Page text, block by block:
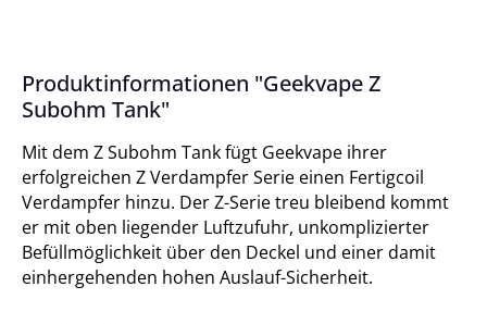
Produktinformationen "Geekvape Z
Subohm Tank"
Mit dem Z Subohm Tank fügt Geekvape ihrer
erfolgreichen Z Verdampfer Serie einen Fertigcoil
Verdampfer hinzu. Der Z-Serie treu bleibend kommt
er mit oben liegender Luftzufuhr, unkomplizierter
Befüllmöglichkeit über den Deckel und einer damit
einhergehenden hohen Auslauf-Sicherheit.